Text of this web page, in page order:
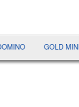
GOLD MINE